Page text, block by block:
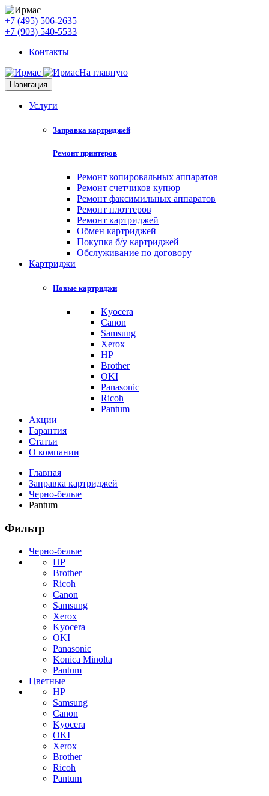
+7 (495) 506-2635
+7 (903) 540-5533
Контакты
На главную
Навигация
Услуги
Заправка картриджей
Ремонт принтеров
Ремонт копировальных аппаратов
Ремонт счетчиков купюр
Ремонт факсимильных аппаратов
Ремонт плоттеров
Ремонт картриджей
Обмен картриджей
Покупка б/у картриджей
Обслуживание по договору
Картриджи
Новые картриджи
Kyocera
Canon
Samsung
Xerox
HP
Brother
OKI
Panasonic
Ricoh
Pantum
Акции
Гарантия
Статьи
О компании
Главная
Заправка картриджей
Черно-белые
Pantum
Фильтр
Черно-белые
HP
Brother
Ricoh
Canon
Samsung
Xerox
Kyocera
OKI
Panasonic
Konica Minolta
Pantum
Цветные
HP
Samsung
Canon
Kyocera
OKI
Xerox
Brother
Ricoh
Pantum